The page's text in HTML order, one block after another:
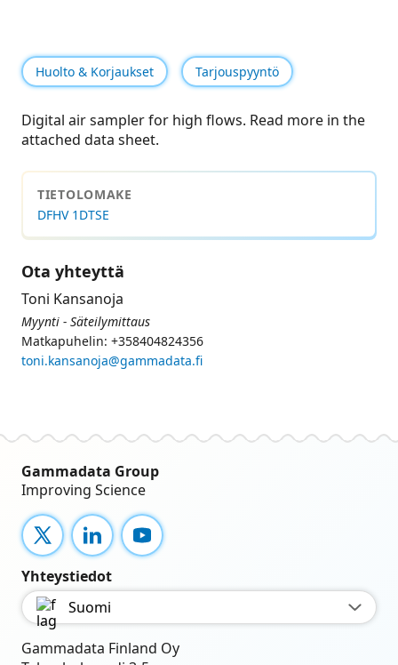
Huolto & Korjaukset Tarjouspyyntö
Digital air sampler for high flows. Read more in the
attached data sheet.
TIETOLOMAKE
DFHV 1DTSE
Ota yhteyttä
Toni Kansanoja
Myynti - Säteilymittaus
Matkapuhelin: +358404824356
toni.kansanoja@gammadata.fi
Gammadata Group
Improving Science
X LinkedInYouTube
Yhteystiedot
Suomi
Gammadata Finland Oy